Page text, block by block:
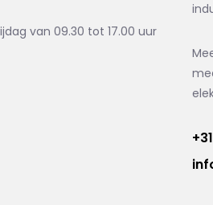
van 09.30 tot 17.00 uur